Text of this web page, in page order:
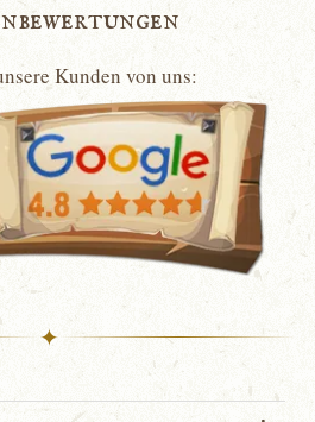
Kunden von uns:
✦